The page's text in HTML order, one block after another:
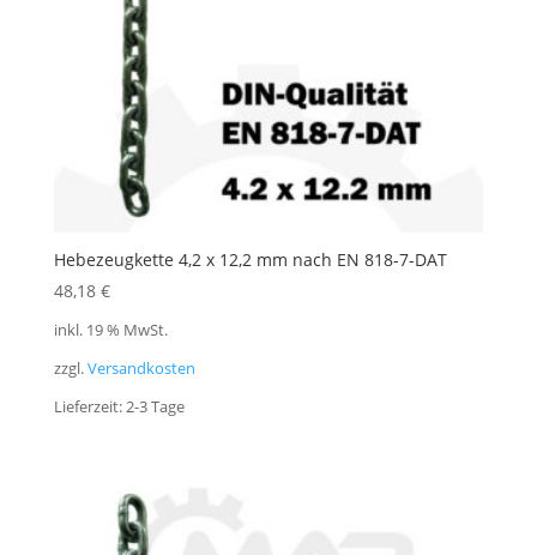
Hebezeugkette 4,2 x 12,2 mm nach EN 818-7-DAT
48,18 €
inkl. 19 % MwSt.
zzgl.Versandkosten
Lieferzeit:2-3 Tage